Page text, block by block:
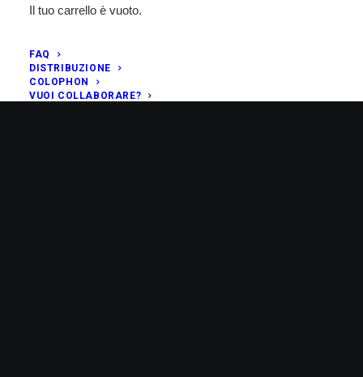
Il tuo carrello è vuoto.
FAQ
DISTRIBUZIONE
COLOPHON
VUOI COLLABORARE?